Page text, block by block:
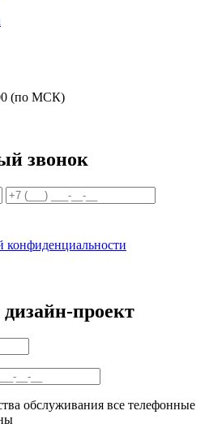
(по МСК)
звонок
конфиденциальности
проект
обслуживания все телефонные